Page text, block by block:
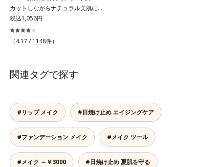
自社比較*2 アクリレーツコポリマ
ー配合＝化粧持ち向上成分*3 日焼
けによるシミ予防*4 皮脂吸着によ
るテカリ防止
ス*3 シリカ配合＝皮脂を吸着する
粉体*4 化粧持ち性能
カットしながらナチュラル美肌に。
これ1本で“小でかけ”にも、化粧下
地としても。この1本があれば、“ち
ょっとそこまで”もOKなすっぴん美
焼け止めです。 紫外線、近赤外
線、大気汚染物質(*2)を含むダメー
む絶妙な色設計で、白浮きなしの明
るい自然なつや肌に。さらに超軽量
粉体を採用しているので、とっても
軽い付けごこち。単品でも、化粧下
地としてもご使用いただけます。ベ
タつくことなくうるおい感覚が続く
税込1,056円
（4.17 / 1148件）
関連タグで探す
#リップ メイク #日焼け止め エイジングケア
#ファンデーション メイク #メイク ツール
#メイク ～￥3000 #日焼け止め 夏肌を守る